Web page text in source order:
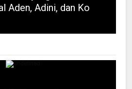
Aden, Adini, dan Ko